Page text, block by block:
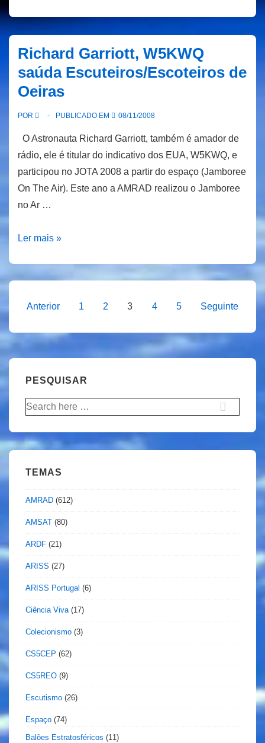
ON
Air
e
os
Barcarena
Richard Garriott, W5KWQ
saúda Escuteiros/Escoteiros de
Oeiras
POR PUBLICADO EM 08/11/2008
O Astronauta Richard Garriott, também é amador de
rádio, ele é titular do indicativo dos EUA, W5KWQ, e
participou no JOTA 2008 a partir do espaço (Jamboree
On The Air). Este ano a AMRAD realizou o Jamboree
no Ar …
Richard
Escuteiros/Escoteiros
Oeiras
Ler mais »
Paginação
conteúdos
Anterior 1 2 3 4 5 Seguinte
PESQUISAR
Pesquisar
por:
TEMAS
AMRAD (612)
AMSAT (80)
ARDF (21)
ARISS (27)
ARISS Portugal (6)
Ciência Viva(17)
Colecionismo (3)
CS5CEP (62)
CS5REO (9)
Escutismo (26)
Espaço (74)
Balões Estratosféricos (11)